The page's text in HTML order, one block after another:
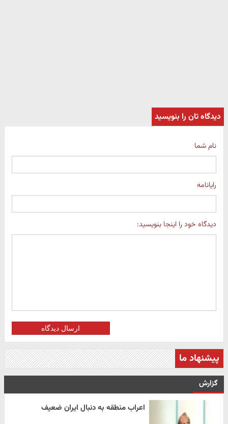
دیدگاه تان را بنویسید
نام شما
رایانامه
دیدگاه خود را اینجا بنویسید:
ارسال دیدگاه
پیشنهاد ما
گزارش
اعراب منطقه به دنبال ایران ضعیف